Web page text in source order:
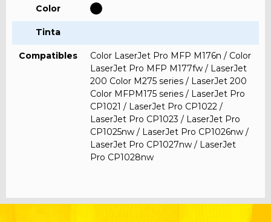
Color
Tinta
Compatibles
Color LaserJet Pro MFP M176n / Color
LaserJet Pro MFP M177fw / LaserJet
200 Color M275 series / LaserJet 200
Color MFPM175 series / LaserJet Pro
CP1021 / LaserJet Pro CP1022 /
LaserJet Pro CP1023 / LaserJet Pro
CP1025nw / LaserJet Pro CP1026nw /
LaserJet Pro CP1027nw / LaserJet
Pro CP1028nw